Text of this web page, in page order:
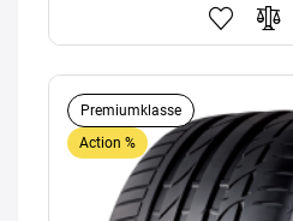
Premiumklasse
Action %